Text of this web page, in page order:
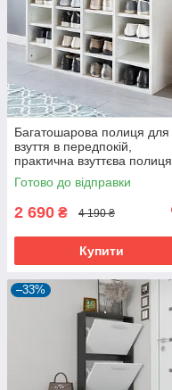
Багатошарова полиця для
взуття в передпокій,
практична взуттєва полиця
на 20 відділень в
роздягальню з ЛДСП
Готово до відправки
2 690 ₴ 4 190 ₴
Купити
–33%